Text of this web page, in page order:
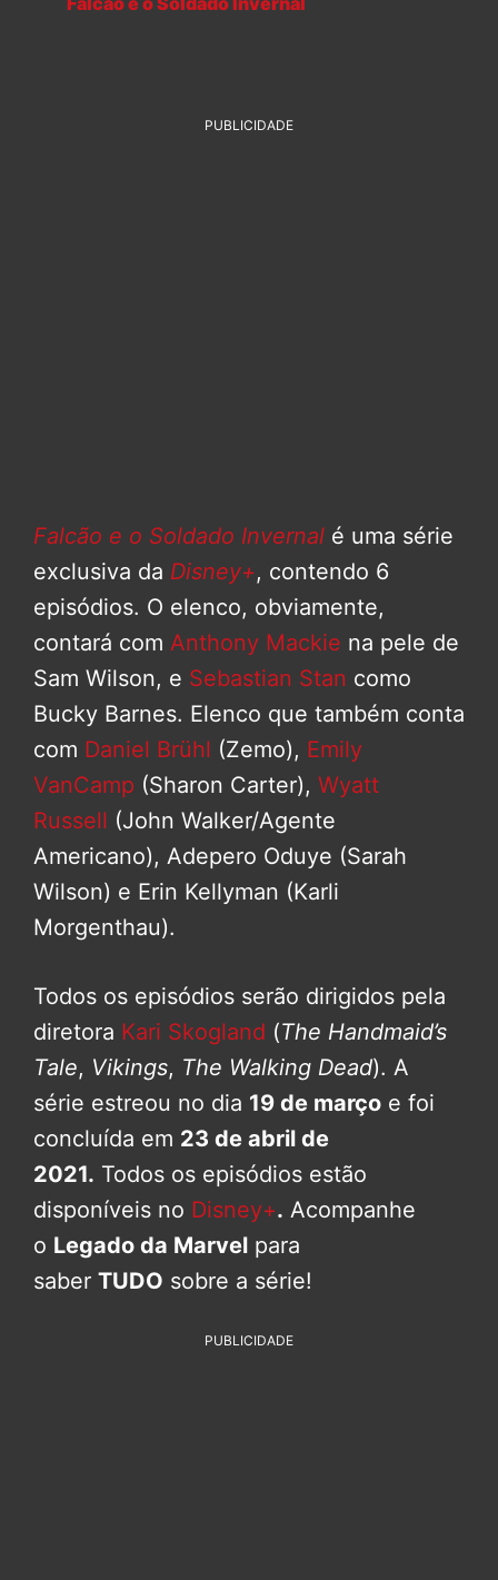
PUBLICIDADE
Falcão e o Soldado Invernal é uma série
exclusiva da Disney+, contendo 6
episódios. O elenco, obviamente,
contará com Anthony Mackie na pele de
Sam Wilson, e Sebastian Stan como
Bucky Barnes. Elenco que também conta
com Daniel Brühl (Zemo), Emily
VanCamp (Sharon Carter), Wyatt
Russell (John Walker/Agente
Americano), Adepero Oduye (Sarah
Wilson) e Erin Kellyman (Karli
Morgenthau).
Todos os episódios serão dirigidos pela
diretora Kari Skogland (The Handmaid’s
Tale, Vikings, The Walking Dead). A
série estreou no dia 19 de março e foi
concluída em 23 de abril de
2021. Todos os episódios estão
disponíveis no Disney+. Acompanhe
o Legado da Marvel para
saber TUDO sobre a série!
PUBLICIDADE